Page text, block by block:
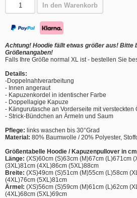
In den Warenkorb
Achtung! Hoodie fällt etwas größer aus! Bitte
Größenangaben!
Falls Ihre Größe normal XL ist - bestellen Sie
Details:
-Doppelnahtverarbeitung
- Innen angeraut
- Kapuzenkordel in identischer Farbe
- Doppellagige Kapuze
- Kängurutasche an Vorderseite mit versteckten
- Strick-Bündchen an Ärmeln und Saum
Pflege: links waschen bis 30°Grad
Material: 80% Baumwolle / 20% Polyester,
Größentabelle Hoodie / Kapuzenpullover in
Länge: (XS)60cm (S)63cm (M)67cm (L)671cm
(3XL)81cm (4XL)86cm (5XL)88cm
Breite: (XS)49cm (S)51cm (M)55cm (L)58cm
(4XL)76cm (5XL)81cm
Ärmel: (XS)56cm (S)59cm (M)61cm (L)62cm
(4XL)68cm (5XL)69cm